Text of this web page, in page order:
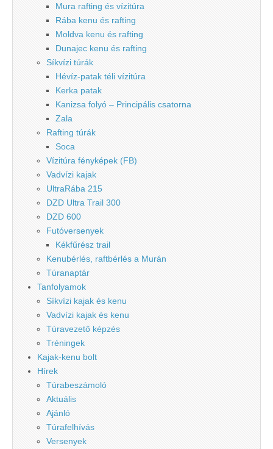
Mura rafting és vízitúra
Rába kenu és rafting
Moldva kenu és rafting
Dunajec kenu és rafting
Síkvízi túrák
Hévíz-patak téli vízitúra
Kerka patak
Kanizsa folyó – Principális csatorna
Zala
Rafting túrák
Soca
Vízitúra fényképek (FB)
Vadvízi kajak
UltraRába 215
DZD Ultra Trail 300
DZD 600
Futóversenyek
Kékfűrész trail
Kenubérlés, raftbérlés a Murán
Túranaptár
Tanfolyamok
Síkvízi kajak és kenu
Vadvízi kajak és kenu
Túravezető képzés
Tréningek
Kajak-kenu bolt
Hírek
Túrabeszámoló
Aktuális
Ajánló
Túrafelhívás
Versenyek